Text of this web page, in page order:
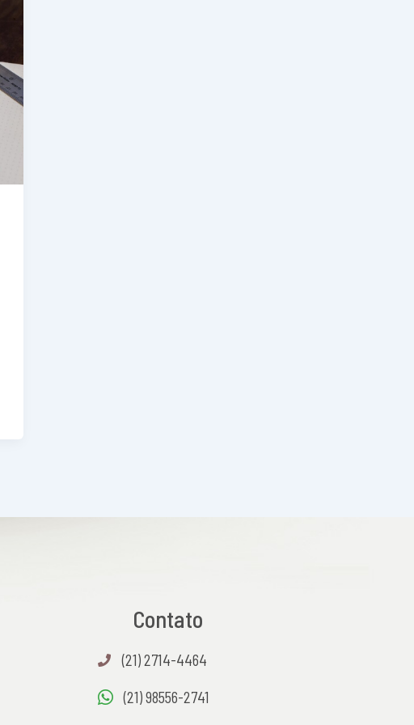
Contato
(21) 2714-4464
(21) 98556-2741